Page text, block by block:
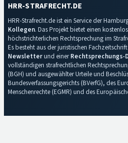
HRR-STRAFRECHT.DE
HRR-Strafrecht.de ist ein Service der
Kollegen. Das Projekt bietet einen
höchstrichterlichen Rechtsprechung im
Es besteht aus der juristischen Fachzeitschrift
Newsletterund einerRechtsprechungs-
vollständigen strafrechtlichen
(BGH) und ausgewählter Urteile und
Bundesverfassungsgerichts (BVerfG), des
Menschenrechte (EGMR) und des